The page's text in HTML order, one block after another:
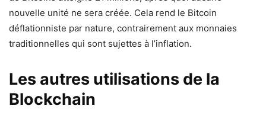
nouvelle unité ne sera créée. Cela rend le Bitcoin
déflationniste par nature, contrairement aux monnaies
traditionnelles qui sont sujettes à l’inflation.
Les autres utilisations de la
Blockchain